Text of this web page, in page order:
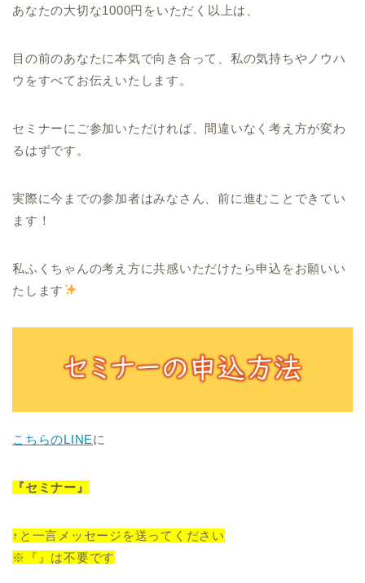
あなたの大切な1000円をいただく以上は、
目の前のあなたに本気で向き合って、私の気持ちやノウハ
ウをすべてお伝えいたします。
セミナーにご参加いただければ、間違いなく考え方が変わ
るはずです。
実際に今までの参加者はみなさん、前に進むことできてい
ます！
私ふくちゃんの考え方に共感いただけたら申込をお願いい
たします
こちらのLINEに
『セミナー』
↑と一言メッセージを送ってください
※『』は不要です